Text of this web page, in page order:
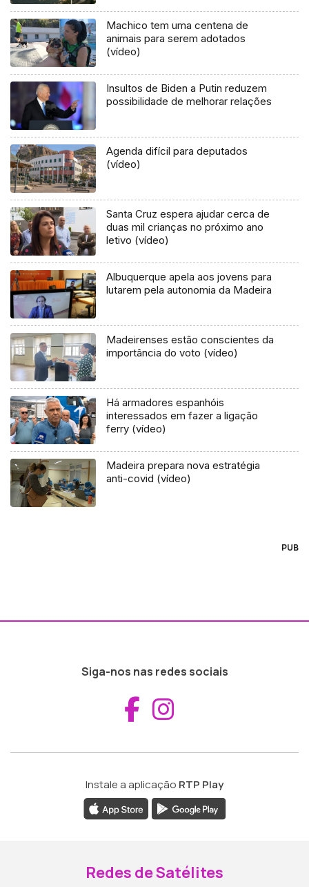
Machico tem uma centena de
animais para serem adotados
(vídeo)
Insultos de Biden a Putin reduzem
possibilidade de melhorar relações
Agenda difícil para deputados
(vídeo)
Santa Cruz espera ajudar cerca de
duas mil crianças no próximo ano
letivo (vídeo)
Albuquerque apela aos jovens para
lutarem pela autonomia da Madeira
Madeirenses estão conscientes da
importância do voto (vídeo)
Há armadores espanhóis
interessados em fazer a ligação
ferry (vídeo)
Madeira prepara nova estratégia
anti-covid (vídeo)
PUB
Siga-nos nas redes sociais
Aceder ao
Instale a aplicação RTP Play
Redes de Satélites